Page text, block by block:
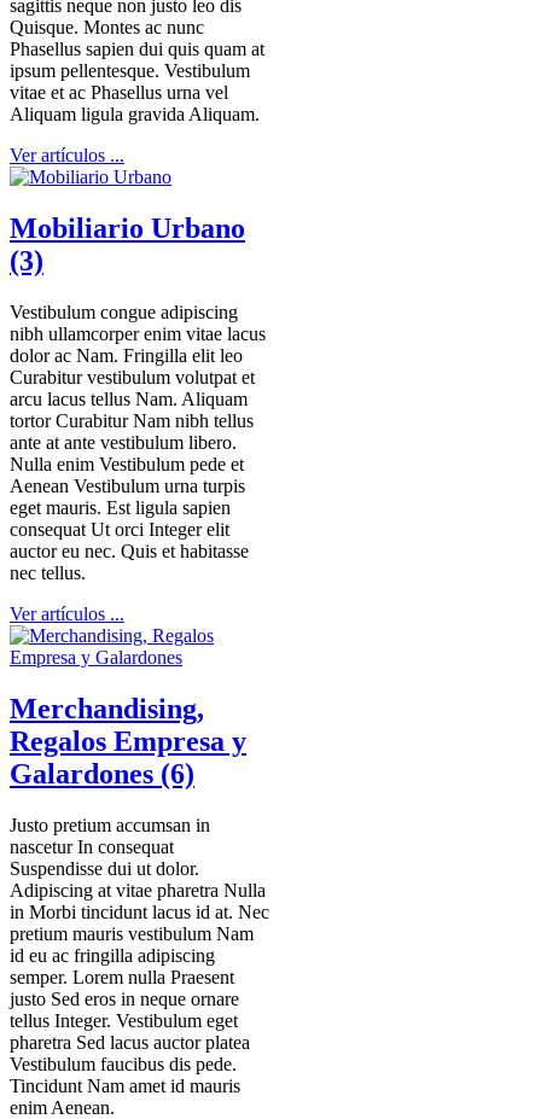
sagittis neque non justo leo dis
Quisque. Montes ac nunc
Phasellus sapien dui quis quam at
ipsum pellentesque. Vestibulum
vitae et ac Phasellus urna vel
Aliquam ligula gravida Aliquam.
Ver artículos ...
Mobiliario Urbano
(3)
Vestibulum congue adipiscing
nibh ullamcorper enim vitae lacus
dolor ac Nam. Fringilla elit leo
Curabitur vestibulum volutpat et
arcu lacus tellus Nam. Aliquam
tortor Curabitur Nam nibh tellus
ante at ante vestibulum libero.
Nulla enim Vestibulum pede et
Aenean Vestibulum urna turpis
eget mauris. Est ligula sapien
consequat Ut orci Integer elit
auctor eu nec. Quis et habitasse
nec tellus.
Ver artículos ...
Merchandising,
Regalos Empresa y
Galardones (6)
Justo pretium accumsan in
nascetur In consequat
Suspendisse dui ut dolor.
Adipiscing at vitae pharetra Nulla
in Morbi tincidunt lacus id at. Nec
pretium mauris vestibulum Nam
id eu ac fringilla adipiscing
semper. Lorem nulla Praesent
justo Sed eros in neque ornare
tellus Integer. Vestibulum eget
pharetra Sed lacus auctor platea
Vestibulum faucibus dis pede.
Tincidunt Nam amet id mauris
enim Aenean.